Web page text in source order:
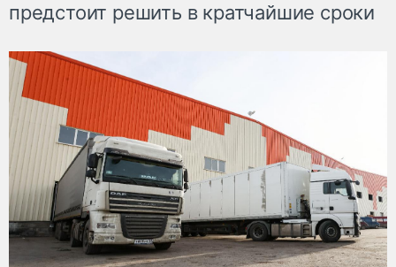
предстоит решить в кратчайшие сроки